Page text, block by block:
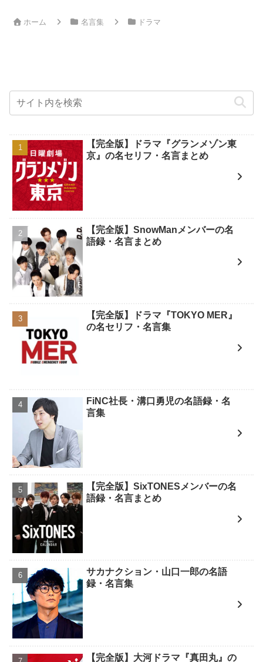
ホーム 名言集 ドラマ
【完全版】ドラマ『グランメゾン東
京』の名セリフ・名言まとめ
【完全版】SnowManメンバーの名
語録・名言まとめ
【完全版】ドラマ『TOKYO MER』
の名セリフ・名言集
FiNC社長・溝口勇児の名語録・名
言集
【完全版】SixTONESメンバーの名
語録・名言まとめ
サカナクション・山口一郎の名語
録・名言集
【完全版】大河ドラマ『真田丸』の